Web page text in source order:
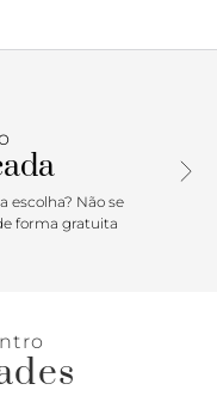
tiras finas
metálico na frente.
escolha? Não se
forma gratuita